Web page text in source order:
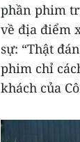
phần phim
về địa điểm
sự: “Thật
phim chỉ
khách của